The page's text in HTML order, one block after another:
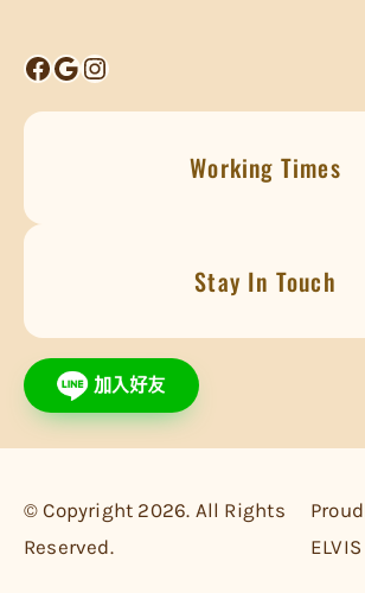
Facebook Google Instagram
Working Times
Stay In Touch
© Copyright 2026. All Rights
Reserved.
ELVIS